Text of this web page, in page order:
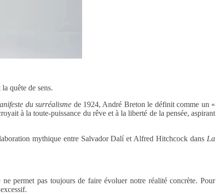
quête de sens.
du surréalisme de 1924, André Breton le définit comme un «
à la toute-puissance du rêve et à la liberté de la pensée, aspirant
mythique entre Salvador Dalí et Alfred Hitchcock dans La
permet pas toujours de faire évoluer notre réalité concrète. Pour